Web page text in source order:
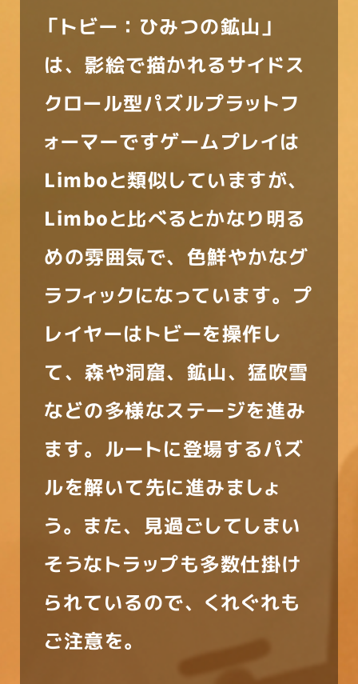
「トビー：ひみつの鉱山」
は、影絵で描かれるサイドス
クロール型パズルプラットフ
ォーマーですゲームプレイは
Limboと類似していますが、
Limboと比べるとかなり明る
めの雰囲気で、色鮮やかなグ
ラフィックになっています。プ
レイヤーはトビーを操作し
て、森や洞窟、鉱山、猛吹雪
などの多様なステージを進み
ます。ルートに登場するパズ
ルを解いて先に進みましょ
う。また、見過ごしてしまい
そうなトラップも多数仕掛け
られているので、くれぐれも
ご注意を。